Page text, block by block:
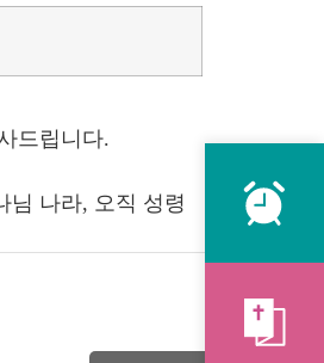
드립니다.
님 나라, 오직 성령